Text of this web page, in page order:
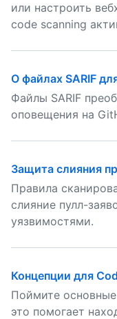
или настроить
code scanning
О файлах SARIF
Файлы SARIF
оповещения на
Защита слияния
Правила
слияние пулл-
уязвимостями.
Концепции для
Поймите
это помогает